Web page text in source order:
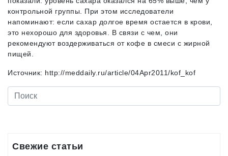
контрольной группы. При этом исследователи
напоминают: если сахар долгое время остается в крови,
это нехорошо для здоровья. В связи с чем, они
рекомендуют воздерживаться от кофе в смеси с жирной
пищей.
Источник: http://meddaily.ru/article/04Apr2011/kof_kof
Свежие статьи